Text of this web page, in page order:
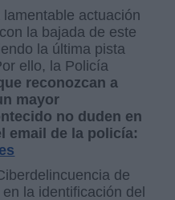
actuación
la bajada de este
la última pista
ello, la Policía
reconozcan a
mayor
no duden en
email de la policía:
de
la identificación del